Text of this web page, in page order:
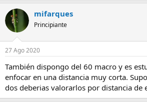
mifarques
Principiante
27 Ago 2020
También dispongo del 60 macro y es
enfocar en una distancia muy corta.
dos deberias valorarlos por distancia de